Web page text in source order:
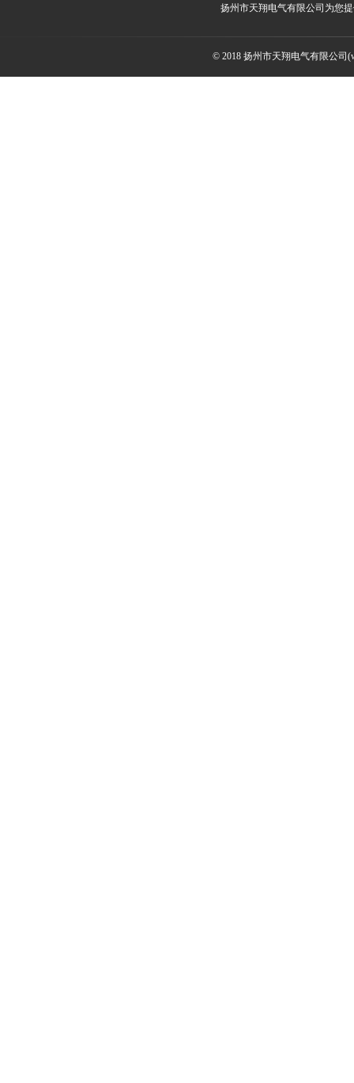
扬州市天翔电气有限公司为您
© 2018 扬州市天翔电气有限公司